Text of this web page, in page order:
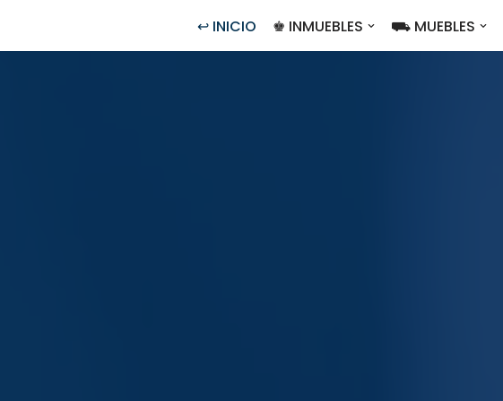
↩ INICIO ♚ INMUEBLES ⛟ MUEBLES